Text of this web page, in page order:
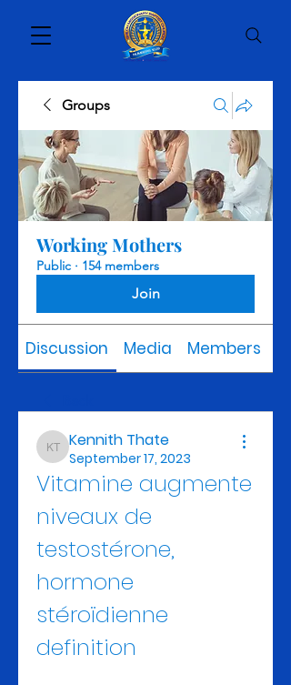
Groups
Working Mothers
Public · 154 members
Join
Discussion Media Members
Kennith Thate
Kennith Thate
September 17, 2023
Vitamine augmente
niveaux de
testostérone,
hormone
stéroïdienne
definition